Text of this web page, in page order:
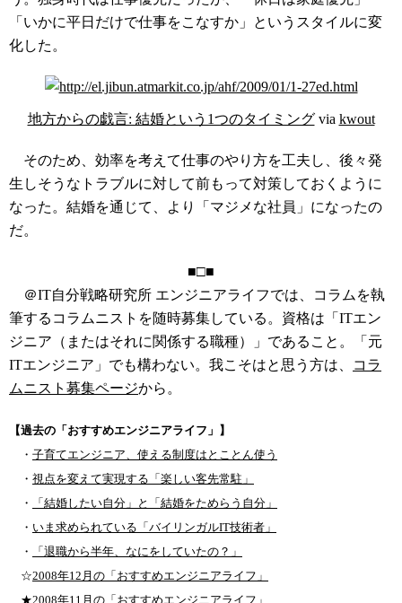
「いかに平日だけで仕事をこなすか」というスタイルに変
化した。
地方からの戯言: 結婚という1つのタイミングvia kwout
そのため、効率を考えて仕事のやり方を工夫し、後々発
生しそうなトラブルに対して前もって対策しておくように
なった。結婚を通じて、より「マジメな社員」になったの
だ。
■□■
＠IT自分戦略研究所 エンジニアライフでは、コラムを執
筆するコラムニストを随時募集している。資格は「ITエン
ジニア（またはそれに関係する職種）」であること。「元
ITエンジニア」でも構わない。我こそはと思う方は、
コラ
ムニスト募集ページから。
【過去の「おすすめエンジニアライフ」】
・ 子育てエンジニア、使える制度はとことん使う
・ 視点を変えて実現する「楽しい客先常駐」
・
「結婚したい自分」と「結婚をためらう自分」
・ いま求められている「バイリンガルIT技術者」
・
「退職から半年、なにをしていたの？」
☆2008年12月の「おすすめエンジニアライフ」
★2008年11月の「おすすめエンジニアライフ」